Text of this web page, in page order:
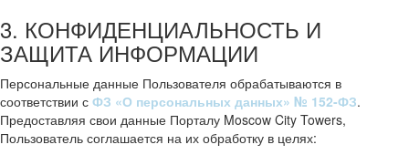
3. КОНФИДЕНЦИАЛЬНОСТЬ И
ЗАЩИТА ИНФОРМАЦИИ
Персональные данные Пользователя обрабатываются в
соответствии с ФЗ «О персональных данных» № 152-ФЗ.
Предоставляя свои данные Порталу Moscow City Towers,
Пользователь соглашается на их обработку в целях: